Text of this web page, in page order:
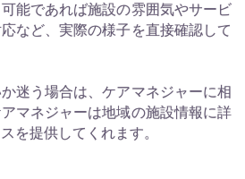
能であれば施設の雰囲気やサービ
など、実際の様子を直接確認して
迷う場合は、ケアマネジャーに相
マネジャーは地域の施設情報に詳
を提供してくれます。